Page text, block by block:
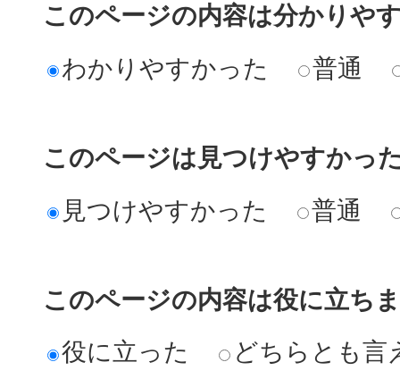
このページの内容は分かりや
わかりやすかった
普通
このページは見つけやすかっ
見つけやすかった
普通
このページの内容は役に立ち
役に立った
どちらとも言